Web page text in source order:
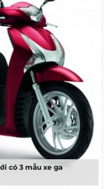
có 3 mẫu xe ga